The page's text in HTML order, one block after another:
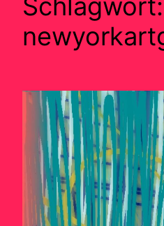
Schlagwort: